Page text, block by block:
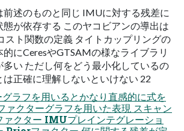
前述のものと同じ IMUに対する残差に
態が依存する このヤコビアンの導出は
スト関数の定義 タイトカップリングの
にCeresやGTSAMの様なライブラリ
多い ただし何をどう最小化しているの
は正確に理解しないといけない 22
ラフを用いるとかなり直感的に式を
ァクターグラフを用いた表現 スキャン
ァクター IMUプレインテグレーショ